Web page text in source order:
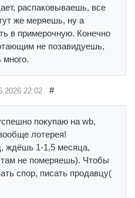
распаковываешь, все
же меряешь, ну а
в примерочную. Конечно
не позавидуешь,
много.
22:02 #
покупаю на wb,
лотерея!
ждёшь 1-1,5 месяца,
не померяешь). Чтобы
спор, писать продавцу(